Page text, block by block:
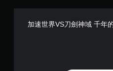
加速世界VS刀劍神域 千年